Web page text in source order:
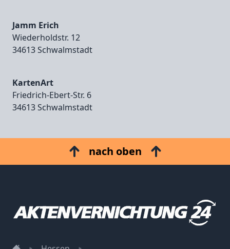
Jamm Erich
Wiederholdstr. 12
34613 Schwalmstadt
KartenArt
Friedrich‑Ebert‑Str. 6
34613 Schwalmstadt
nach oben